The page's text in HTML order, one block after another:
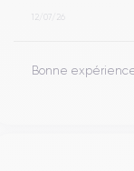
12/07/26
Bonne